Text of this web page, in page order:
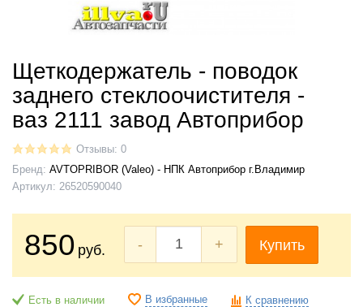
Щеткодержатель - поводок
заднего стеклоочистителя -
ваз 2111 завод Автоприбор
Отзывы: 0
Бренд: AVTOPRIBOR (Valeo) - НПК Автоприбор г.Владимир
Артикул: 26520590040
850 руб. - + Купить
Есть в наличии В избранные К сравнению